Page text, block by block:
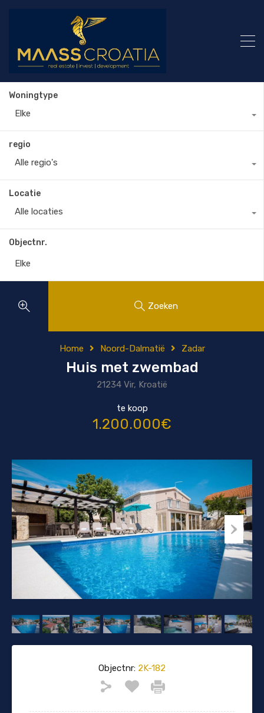
Woningtype
Elke
regio
Alle regio's
Locatie
Alle locaties
Objectnr.
Zoeken
Home Noord-Dalmatië Zadar
Huis met zwembad
21234 Vir, Kroatië
te koop
1.200.000€
Objectnr: 2K-182